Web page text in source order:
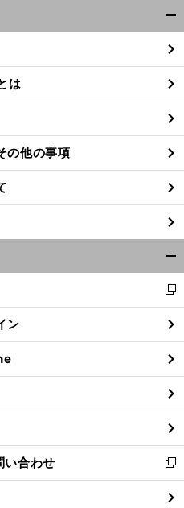
前
閉
る
は
の他の事項
閉
る
新
し
い
ウ
ィ
ン
ド
ウ
で
開
く
ン
合わせ
新
し
い